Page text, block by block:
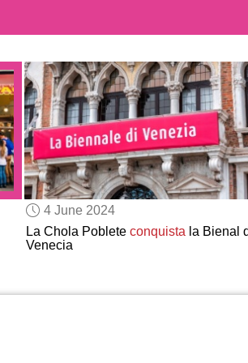
4 June 2024
La Chola Poblete conquistala Bienal
Venecia